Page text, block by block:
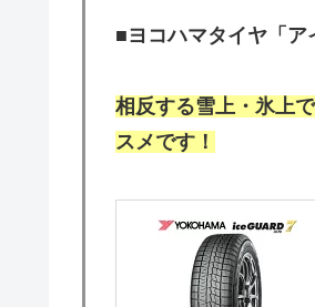
■ヨコハマタイヤ「ア
相反する雪上・氷上
スメです！